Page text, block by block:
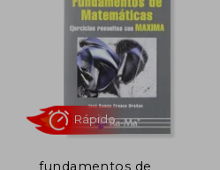
31,67 € 5%
fundamentos de